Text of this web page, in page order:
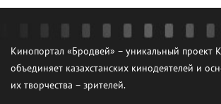
Кинопортал «Бродвей» – уникальный проект
объединяет казахстанских кинодеятелей и
их творчества – зрителей.